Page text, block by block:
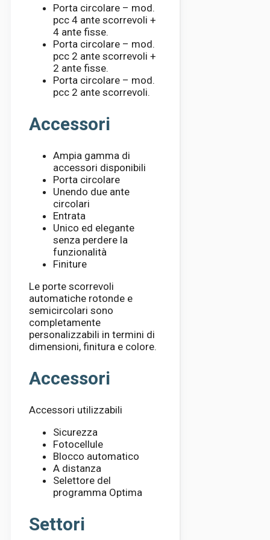
Porta circolare – mod.
pcc 4 ante scorrevoli +
4 ante fisse.
Porta circolare – mod.
pcc 2 ante scorrevoli +
2 ante fisse.
Porta circolare – mod.
pcc 2 ante scorrevoli.
Accessori
Ampia gamma di
accessori disponibili
Porta circolare
Unendo due ante
circolari
Entrata
Unico ed elegante
senza perdere la
funzionalità
Finiture
Le porte scorrevoli
automatiche rotonde e
semicircolari sono
completamente
personalizzabili in termini di
dimensioni, finitura e colore.
Accessori
Accessori utilizzabili
Sicurezza
Fotocellule
Blocco automatico
A distanza
Selettore del
programma Optima
Settori